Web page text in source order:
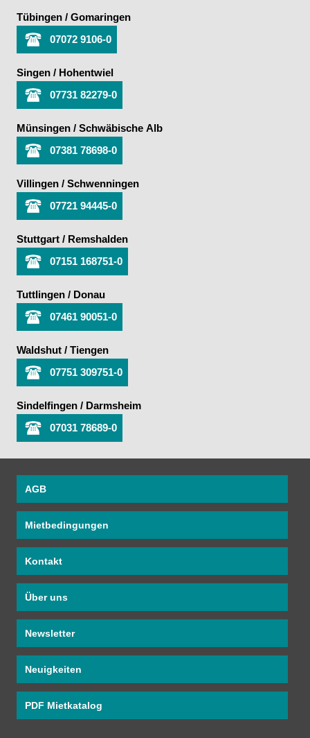
Tübingen / Gomaringen
07072 9106-0
Singen / Hohentwiel
07731 82279-0
Münsingen / Schwäbische Alb
07381 78698-0
Villingen / Schwenningen
07721 94445-0
Stuttgart / Remshalden
07151 168751-0
Tuttlingen / Donau
07461 90051-0
Waldshut / Tiengen
07751 309751-0
Sindelfingen / Darmsheim
07031 78689-0
AGB
Mietbedingungen
Kontakt
Über uns
Newsletter
Neuigkeiten
PDF Mietkatalog